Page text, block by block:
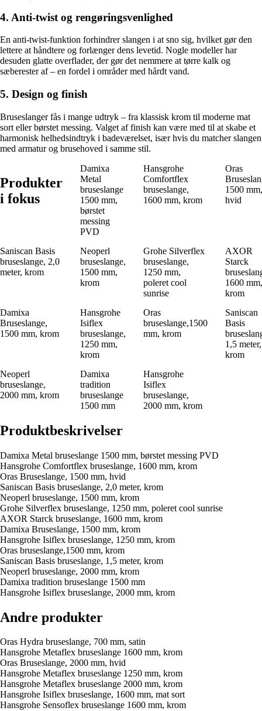
4. Anti-twist og rengøringsvenlighed
En anti-twist-funktion forhindrer slangen i at sno sig, hvilket gør den
lettere at håndtere og forlænger dens levetid. Nogle modeller har
desuden glatte overflader, der gør det nemmere at tørre kalk og
sæberester af – en fordel i områder med hårdt vand.
5. Design og finish
Bruseslanger fås i mange udtryk – fra klassisk krom til moderne mat
sort eller børstet messing. Valget af finish kan være med til at skabe et
harmonisk helhedsindtryk i badeværelset, især hvis du matcher slangen
med armatur og brusehoved i samme stil.
Produkter
i fokus
Damixa
Metal
bruseslange
1500 mm,
børstet
messing
PVD
Hansgrohe
Comfortflex
bruseslange,
1600 mm, krom
Oras
1500 mm,
hvid
Saniscan Basis
bruseslange, 2,0
meter, krom
Neoperl
bruseslange,
1500 mm,
krom
Grohe Silverflex
bruseslange,
1250 mm,
poleret cool
sunrise
AXOR
Starck
1600 mm,
krom
Damixa
Bruseslange,
1500 mm, krom
Hansgrohe
Isiflex
bruseslange,
1250 mm,
krom
Oras
bruseslange,1500
mm, krom
Saniscan
Basis
1,5 meter,
krom
Neoperl
bruseslange,
2000 mm, krom
Damixa
tradition
bruseslange
1500 mm
Hansgrohe
Isiflex
bruseslange,
2000 mm, krom
Produktbeskrivelser
Damixa Metal bruseslange 1500 mm, børstet messing PVD
Hansgrohe Comfortflex bruseslange, 1600 mm, krom
Oras Bruseslange, 1500 mm, hvid
Saniscan Basis bruseslange, 2,0 meter, krom
Neoperl bruseslange, 1500 mm, krom
Grohe Silverflex bruseslange, 1250 mm, poleret cool sunrise
AXOR Starck bruseslange, 1600 mm, krom
Damixa Bruseslange, 1500 mm, krom
Hansgrohe Isiflex bruseslange, 1250 mm, krom
Oras bruseslange,1500 mm, krom
Saniscan Basis bruseslange, 1,5 meter, krom
Neoperl bruseslange, 2000 mm, krom
Damixa tradition bruseslange 1500 mm
Hansgrohe Isiflex bruseslange, 2000 mm, krom
Andre produkter
Oras Hydra bruseslange, 700 mm, satin
Hansgrohe Metaflex bruseslange 1600 mm, krom
Oras Bruseslange, 2000 mm, hvid
Hansgrohe Metaflex bruseslange 1250 mm, krom
Hansgrohe Metaflex bruseslange 2000 mm, krom
Hansgrohe Isiflex bruseslange, 1600 mm, mat sort
Hansgrohe Sensoflex bruseslange 1600 mm, krom